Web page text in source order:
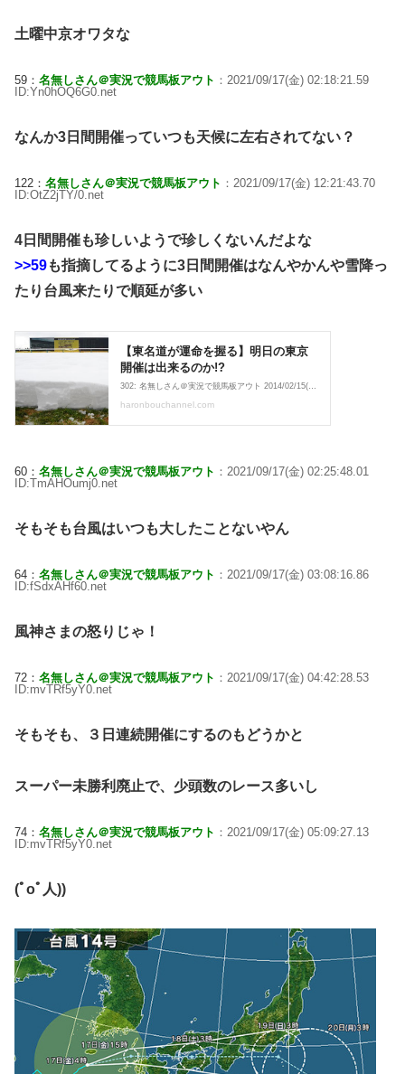
土曜中京オワタな
59： 名無しさん＠実況で競馬板アウト ：2021/09/17(金) 02:18:21.59
ID:Yn0hOQ6G0.net
なんか3日間開催っていつも天候に左右されてない？
122： 名無しさん＠実況で競馬板アウト ：2021/09/17(金) 12:21:43.70
ID:OtZ2jTY/0.net
4日間開催も珍しいようで珍しくないんだよな
>>59も指摘してるように3日間開催はなんやかんや雪降っ
たり台風来たりで順延が多い
60： 名無しさん＠実況で競馬板アウト ：2021/09/17(金) 02:25:48.01
ID:TmAHOumj0.net
そもそも台風はいつも大したことないやん
64： 名無しさん＠実況で競馬板アウト ：2021/09/17(金) 03:08:16.86
ID:fSdxAHf60.net
風神さまの怒りじゃ！
72： 名無しさん＠実況で競馬板アウト ：2021/09/17(金) 04:42:28.53
ID:mvTRf5yY0.net
そもそも、３日連続開催にするのもどうかと
スーパー未勝利廃止で、少頭数のレース多いし
74： 名無しさん＠実況で競馬板アウト ：2021/09/17(金) 05:09:27.13
ID:mvTRf5yY0.net
(ﾟοﾟ人))